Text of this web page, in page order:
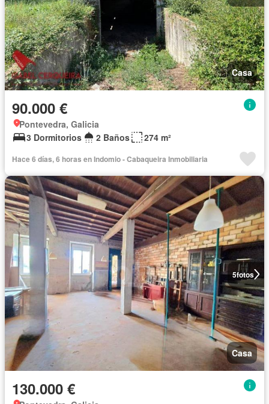
Casa
90.000 €
Pontevedra, Galicia
3 Dormitorios
2 Baños 274 m²
Hace 6 días, 6 horas en Indomio - Cabaqueira Inmobiliaria
5fotos
Casa
130.000 €